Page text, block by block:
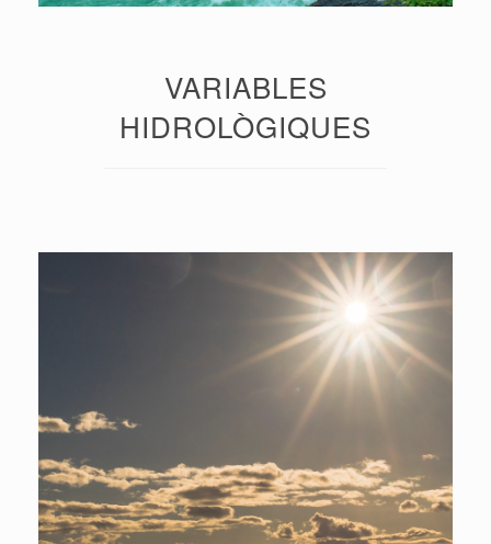
VARIABLES
HIDROLÒGIQUES